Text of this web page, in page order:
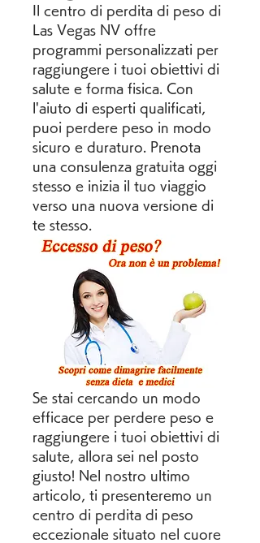
Il centro di perdita di peso di
Las Vegas NV offre
programmi personalizzati per
raggiungere i tuoi obiettivi di
salute e forma fisica. Con
l'aiuto di esperti qualificati,
puoi perdere peso in modo
sicuro e duraturo. Prenota
una consulenza gratuita oggi
stesso e inizia il tuo viaggio
verso una nuova versione di
te stesso.
Se stai cercando un modo
efficace per perdere peso e
raggiungere i tuoi obiettivi di
salute, allora sei nel posto
giusto! Nel nostro ultimo
articolo, ti presenteremo un
centro di perdita di peso
eccezionale situato nel cuore